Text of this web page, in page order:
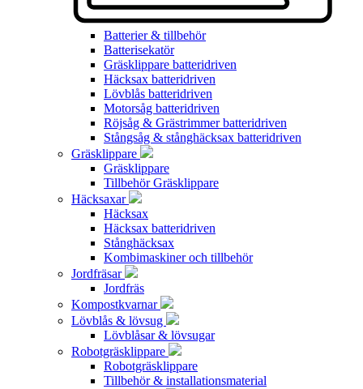
Batterier & tillbehör
Batterisekatör
Gräsklippare batteridriven
Häcksax batteridriven
Lövblås batteridriven
Motorsåg batteridriven
Röjsåg & Grästrimmer batteridriven
Stångsåg & stånghäcksax batteridriven
Gräsklippare
Gräsklippare
Tillbehör Gräsklippare
Häcksaxar
Häcksax
Häcksax batteridriven
Stånghäcksax
Kombimaskiner och tillbehör
Jordfräsar
Jordfräs
Kompostkvarnar
Lövblås & lövsug
Lövblåsar & lövsugar
Robotgräsklippare
Robotgräsklippare
Tillbehör & installationsmaterial